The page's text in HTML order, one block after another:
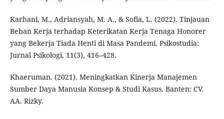
Karhani, M., Adriansyah, M. A., & Sofia, L. (2022). Tinjauan
Beban Kerja terhadap Keterikatan Kerja Tenaga Honorer
yang Bekerja Tiada Henti di Masa Pandemi. Psikostudia:
Jurnal Psikologi, 11(3), 416–428.
Khaeruman. (2021). Meningkatkan Kinerja Manajemen
Sumber Daya Manusia Konsep & Studi Kasus. Banten: CV.
AA. Rizky.